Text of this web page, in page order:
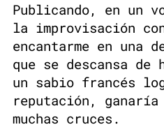
Publicando, en un
la improvisación
encantarme en una
que se descansa de
un sabio francés
reputación,
muchas cruces.